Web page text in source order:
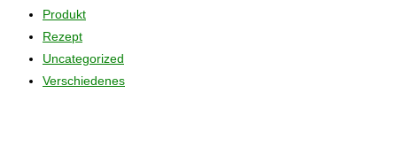
Produkt
Rezept
Uncategorized
Verschiedenes